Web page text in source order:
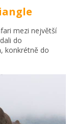
mezi největší
do
, konkrétně do